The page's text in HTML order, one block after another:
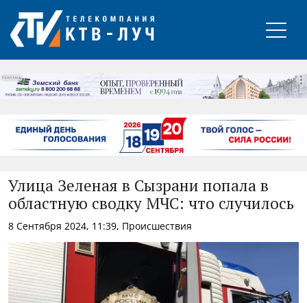
РЕКЛАМА
Улица Зеленая в Сызрани попала в
областную сводку МЧС: что случилось
8 Сентября 2024, 11:39, Происшествия